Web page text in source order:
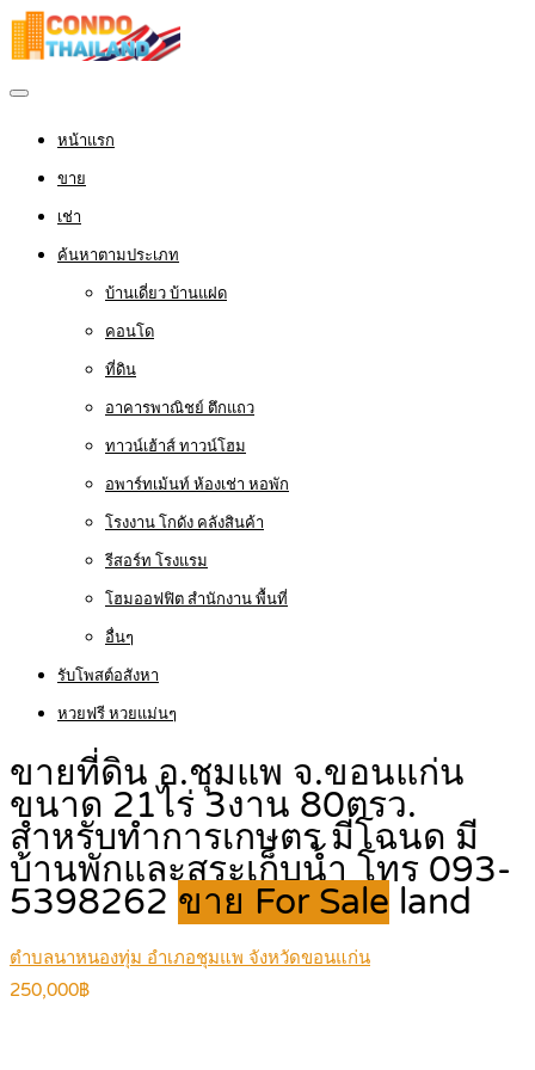
หน้าแรก
ขาย
เช่า
ค้นหาตามประเภท
บ้านเดี่ยว บ้านแฝด
คอนโด
ที่ดิน
อาคารพาณิชย์ ตึกแถว
ทาวน์เฮ้าส์ ทาวน์โฮม
อพาร์ทเม้นท์ ห้องเช่า หอพัก
โรงงาน โกดัง คลังสินค้า
รีสอร์ท โรงแรม
โฮมออฟฟิต สำนักงาน พื้นที่
อื่นๆ
รับโพสต์อสังหา
หวยฟรี หวยแม่นๆ
ขายที่ดิน อ.ชุมแพ จ.ขอนแก่น
ขนาด 21ไร่ 3งาน 80ตรว.
สำหรับทำการเกษตร มีโฉนด มี
บ้านพักและสระเก็บน้ำ โทร 093-
5398262 ขาย For Sale land
ตำบลนาหนองทุ่ม อำเภอชุมแพ จังหวัดขอนแก่น
250,000฿